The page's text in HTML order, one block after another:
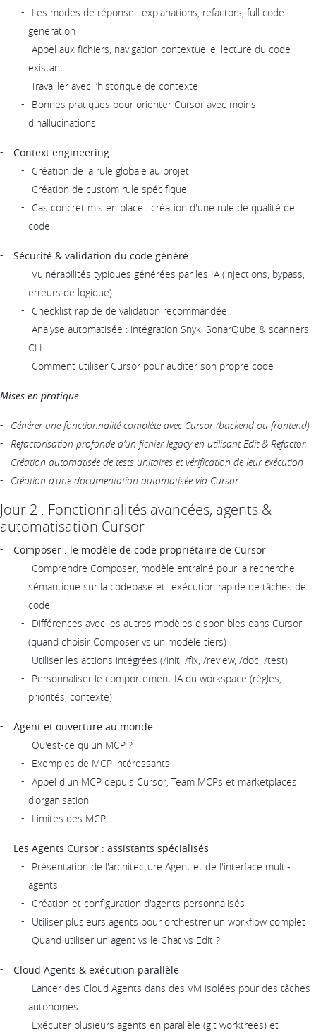
Les modes de réponse : explanations, refactors, full code
generation
Appel aux fichiers, navigation contextuelle, lecture du code
existant
Travailler avec l’historique de contexte
Bonnes pratiques pour orienter Cursor avec moins
d'hallucinations
Context engineering
Création de la rule globale au projet
Création de custom rule spécifique
Cas concret mis en place : création d'une rule de qualité de
code
Sécurité & validation du code généré
Vulnérabilités typiques générées par les IA (injections, bypass,
erreurs de logique)
Checklist rapide de validation recommandée
Analyse automatisée : intégration Snyk, SonarQube & scanners
CLI
Comment utiliser Cursor pour auditer son propre code
Mises en pratique :
Générer une fonctionnalité complète avec Cursor (backend ou frontend)
Refactorisation profonde d’un fichier legacy en utilisant Edit & Refactor
Création automatisée de tests unitaires et vérification de leur exécution
Création d’une documentation automatisée via Cursor
Jour 2 : Fonctionnalités avancées, agents &
automatisation Cursor
Composer : le modèle de code propriétaire de Cursor
Comprendre Composer, modèle entraîné pour la recherche
sémantique sur la codebase et l'exécution rapide de tâches de
code
Différences avec les autres modèles disponibles dans Cursor
(quand choisir Composer vs un modèle tiers)
Utiliser les actions intégrées (/init, /fix, /review, /doc, /test)
Personnaliser le comportement IA du workspace (règles,
priorités, contexte)
Agent et ouverture au monde
Qu'est-ce qu'un MCP ?
Exemples de MCP intéressants
Appel d'un MCP depuis Cursor, Team MCPs et marketplaces
d'organisation
Limites des MCP
Les Agents Cursor : assistants spécialisés
Présentation de l'architecture Agent et de l'interface multi-
agents
Création et configuration d'agents personnalisés
Utiliser plusieurs agents pour orchestrer un workflow complet
Quand utiliser un agent vs le Chat vs Edit ?
Cloud Agents & exécution parallèle
Lancer des Cloud Agents dans des VM isolées pour des tâches
autonomes
Exécuter plusieurs agents en parallèle (git worktrees) et